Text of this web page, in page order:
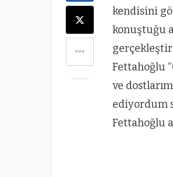
kendisini
konuştuğu
Fettahoğlu
ve
ediyordum
Fettahoğlu